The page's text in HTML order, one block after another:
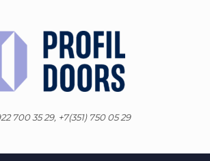
700 35 29, +7(351) 750 05 29